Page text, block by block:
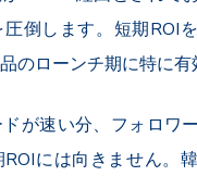
倒します。短期ROI
のローンチ期に特に有
が速い分、フォロワ
には向きません。